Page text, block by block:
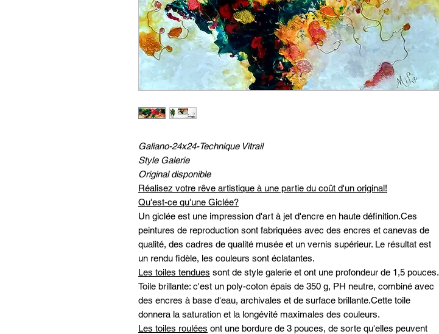
Galiano-24x24-Technique Vitrail
Style Galerie
Original disponible
Réalisez votre rêve artistique à une partie du coût d'un original!
Qu'est-ce qu'une Giclée?
Un giclée est une impression d'art à jet d'encre en haute définition.Ces
peintures de reproduction sont fabriquées avec des encres et canevas de
qualité, des cadres de qualité musée et un vernis supérieur. Le résultat est
un rendu fidèle, les couleurs sont éclatantes.
Les toiles tendues sont de style galerie et ont une profondeur de 1,5 pouces.
Toile brillante: c'est un poly-coton épais de 350 g, PH neutre, combiné avec
des encres à base d'eau, archivales et de surface brillante.Cette toile
donnera la saturation et la longévité maximales des couleurs.
Les toiles roulées ont une bordure de 3 pouces, de sorte qu'elles peuvent